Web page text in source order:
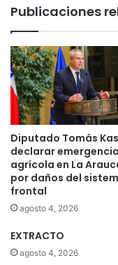
Publicaciones
Diputado Tomás
declarar emergencia
agrícola en La
por daños del
frontal
agosto 4, 2026
EXTRACTO
agosto 4, 2026